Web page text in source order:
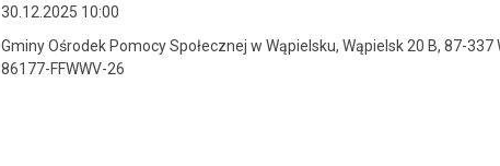
30.12.2025 10:00
Gminy Ośrodek Pomocy Społecznej w Wąpielsku, Wąpielsk 20 B, 87-
86177-FFWWV-26